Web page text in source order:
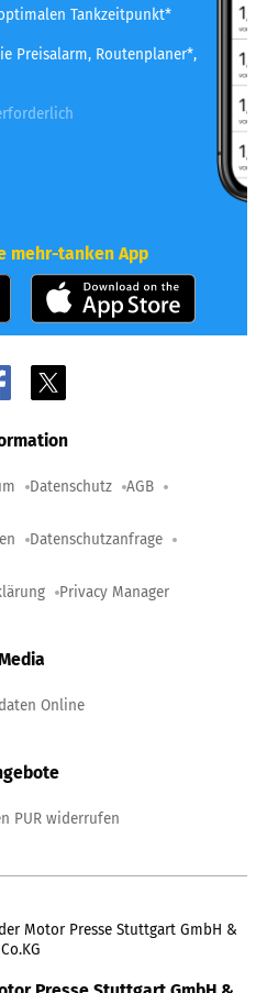
Tankzeitpunkt*
Preisalarm, Routenplaner*,
mehr-tanken App
Datenschutz AGB
Datenschutzanfrage
Privacy Manager
Online
PUR widerrufen
Motor Presse Stuttgart GmbH &
Co.KG